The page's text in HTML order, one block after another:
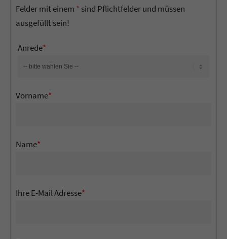
Felder mit einem * sind Pflichtfelder und müssen
ausgefüllt sein!
Anrede*
Vorname*
Name*
Ihre E-Mail Adresse*